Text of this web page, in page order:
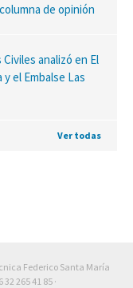
de opinión
analizó en El
el Embalse Las
Ver todas
Federico Santa María
32 265 41 85 ·